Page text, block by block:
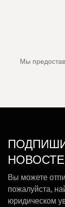
Мы
Вы можете
пожалуйста,
юридическом